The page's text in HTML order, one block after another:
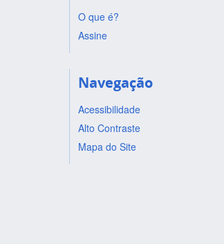
O que é?
Assine
Navegação
Acessibilidade
Alto Contraste
Mapa do Site